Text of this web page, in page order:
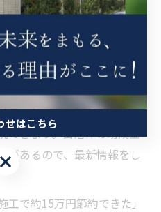
ペーンを実施している会
することが大切です。
レードや施工内容を丁寧に
高価な塗料を選ばず、住ま
ることで、コストパフォー
できます。自治体の助成金
があるので、最新情報をし
で約15万円節約できた」
せはこちら
せはこちら